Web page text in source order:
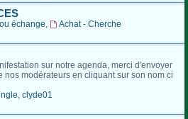
échange,
Achat - Cherche
sur notre agenda, merci d'envoyer
nos modérateurs en cliquant sur son nom ci
, clyde01